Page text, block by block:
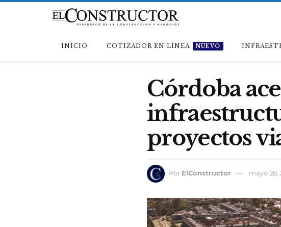
INICIO COTIZADOR EN LÍNEA NUEVO
Córdoba
proyectos
Por ElConstructor mayo 28,